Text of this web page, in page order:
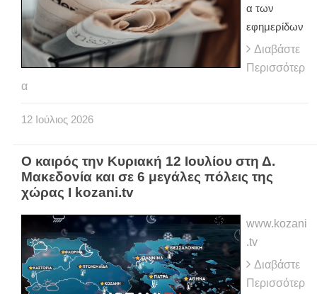
α των
εφημερίδων
Διαβάστε
Περισσότερ
α
12 Ιούλιος 2026
Ο καιρός την Κυριακή 12 Ιουλίου στη Δ.
Μακεδονία και σε 6 μεγάλες πόλεις της
χώρας Ι kozani.tv
www.kozani
.tv
Διαβάστε
Περισσότερ